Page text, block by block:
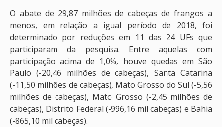
O abate de 29,87 milhões de cabeças de frangos a
menos, em relação a igual período de 2018, foi
determinado por reduções em 11 das 24 UFs que
participaram da pesquisa. Entre aquelas com
participação acima de 1,0%, houve quedas em São
Paulo (-20,46 milhões de cabeças), Santa Catarina
(-11,50 milhões de cabeças), Mato Grosso do Sul (-5,56
milhões de cabeças), Mato Grosso (-2,45 milhões de
cabeças), Distrito Federal (-996,16 mil cabeças) e Bahia
(-865,10 mil cabeças).